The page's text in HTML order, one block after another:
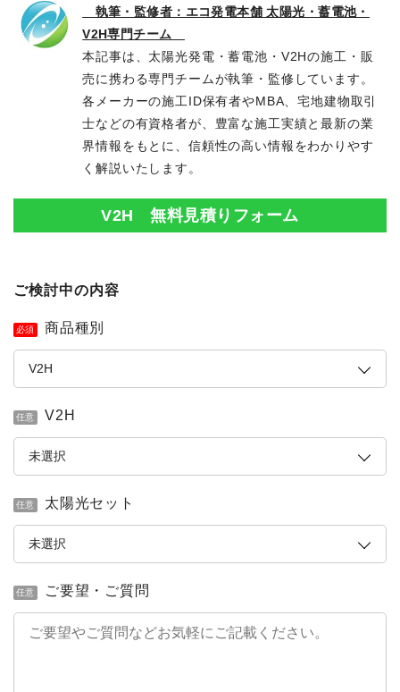
執筆・監修者：エコ発電本舗 太陽光・蓄電池・
V2H専門チーム
本記事は、太陽光発電・蓄電池・V2Hの施工・販
売に携わる専門チームが執筆・監修しています。
各メーカーの施工ID保有者やMBA、宅地建物取引
士などの有資格者が、豊富な施工実績と最新の業
界情報をもとに、信頼性の高い情報をわかりやす
く解説いたします。
V2H 無料見積りフォーム
ご検討中の内容
必須 商品種別
任意 V2H
任意 太陽光セット
任意 ご要望・ご質問